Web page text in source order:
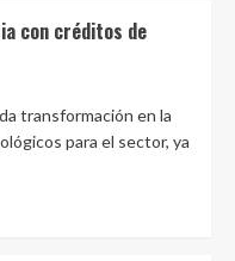
con créditos de
transformación en la
para el sector, ya